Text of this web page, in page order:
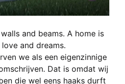
and beams. A home is
and dreams.
we als een eigenzinnige
Dat is omdat wij
die wel eens haaks durft